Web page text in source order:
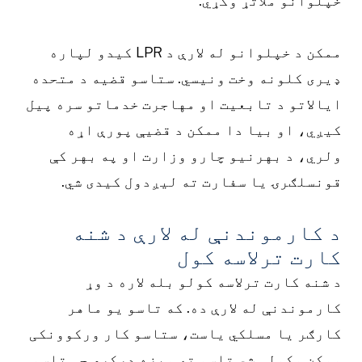
ممکن د خپلوانو له لارې د LPR کیدو لپاره
ډیری کلونه وخت ونیسي. ستاسو قضیه د متحده
ایالاتو د تابعیت او مهاجرت خدماتو سره پیل
کیږي، او بیا دا ممکن د قضیې پورې اړه
ولري، د بهرنیو چارو وزارت او په بهر کې
قونسلګرۍ یا سفارت ته لیږدول کیدی شي.
د کارموندنې له لارې د شنه
کارت ترلاسه کول
د شنه کارت ترلاسه کولو بله لاره د وړ
کارموندنې له لارې ده. که تاسو یو ماهر
کارګر یا مسلکي یاست، ستاسو کار ورکوونکی